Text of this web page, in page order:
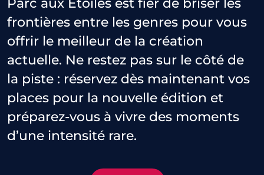
frontières entre les genres pour vous
offrir le meilleur de la création
actuelle. Ne restez pas sur le côté de
la piste : réservez dès maintenant vos
places pour la nouvelle édition et
préparez-vous à vivre des moments
d’une intensité rare.